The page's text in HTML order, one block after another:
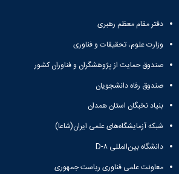
دفتر مقام معظم رهبری
وزارت علوم، تحقیقات و فناوری
صندوق حمایت از پژوهشگران و فناوران کشور
صندوق رفاه دانشجویان
بنیاد نخبگان استان همدان
شبکه آزمایشگاه‌های علمی ایران(شاعا)
دانشگاه بین‌المللی D-۸
معاونت علمی فناوری ریاست جمهوری